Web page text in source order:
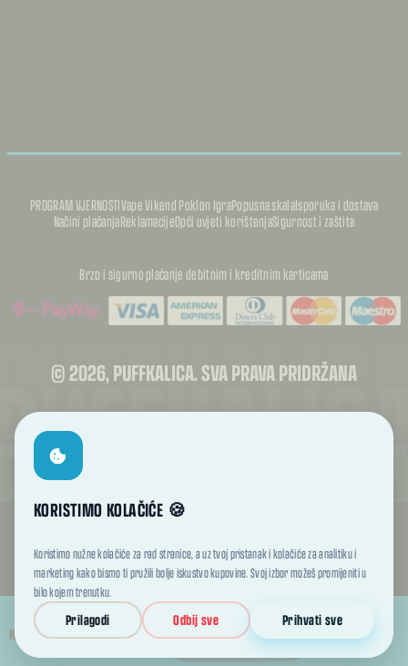
KOLIČINA DODAJ U KOŠARICU
PROGRAM VJERNOSTIVape Vikend Poklon IgraPopusna skalaIsporuka i dostava
Načini plaćanjaReklamacijeOpći uvjeti korištenjaSigurnost i zaštita
Brzo i sigurno plaćanje debitnim i kreditnim karticama
© 2026, PUFFKALICA. SVA PRAVA PRIDRŽANA
KORISTIMO KOLAČIĆE 🍪
Koristimo nužne kolačiće za rad stranice, a uz tvoj pristanak i kolačiće za analitiku i
marketing kako bismo ti pružili bolje iskustvo kupovine. Svoj izbor možeš promijeniti u
bilo kojem trenutku.
Prilagodi Odbij sve Prihvati sve
TREBATE RASKID UGOVORA?
Kupac može podnijeti zahtjev za jednostrani raskid ugovora u roku od 14 dana od
primitka proizvoda.
Raskid ugovora